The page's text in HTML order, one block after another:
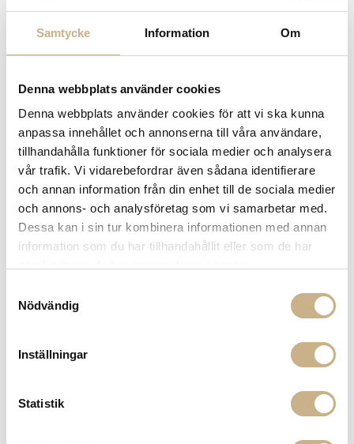
Samtycke Information Om
Denna webbplats använder cookies
Denna webbplats använder cookies för att vi ska kunna
anpassa innehållet och annonserna till våra användare,
tillhandahålla funktioner för sociala medier och analysera
vår trafik. Vi vidarebefordrar även sådana identifierare
och annan information från din enhet till de sociala medier
och annons- och analysföretag som vi samarbetar med.
Dessa kan i sin tur kombinera informationen med annan
information som du har tillhandahållit eller som de har
Nödvändig
Inställningar
Statistik
I lager
TWIST CANDLE - OLIVE 20 CM
TWIST CANDLE - MARIELLA BLUE
59 kr
I lager
79 kr
I lager
SPIN CANDLE - ELEPHANT GREY